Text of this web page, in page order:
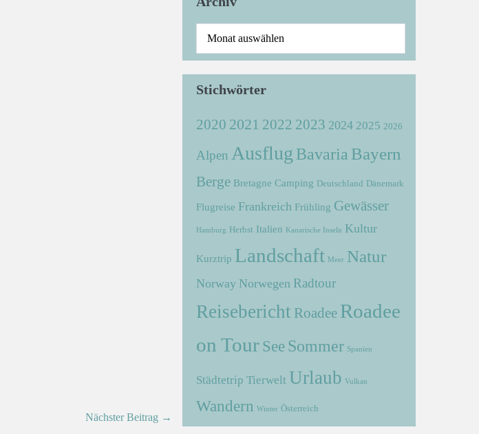
Nächster Beitrag →
Stichwörter
2020 2021 2022 2023 2024 2025 2026
Alpen Ausflug Bavaria Bayern
Berge Bretagne Camping Deutschland Dänemark
Flugreise Frankreich Frühling Gewässer
Hamburg Herbst Italien Kanarische Inseln Kultur
Kurztrip Landschaft Meer Natur
Norway Norwegen Radtour
Reisebericht Roadee Roadee
on Tour See Sommer Spanien
Städtetrip Tierwelt Urlaub Vulkan
Wandern Winter Österreich